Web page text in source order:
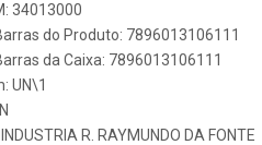
34013000
do Produto: 7896013106111
da Caixa: 7896013106111
UN\1
INDUSTRIA R. RAYMUNDO DA FONTE